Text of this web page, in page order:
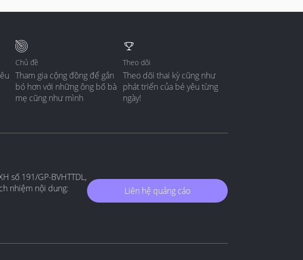
Chủ đề
Tham gia cộng đồng để gắn
bó hơn với những ông bố bà
mẹ cũng như mình
Theo dõi
Theo dõi thai kỳ cũng như
phát triển của bé yêu từng
ngày!
số 191/GP-BVHTTDL,
nhiệm nội dung:
Liên hệ quảng cáo